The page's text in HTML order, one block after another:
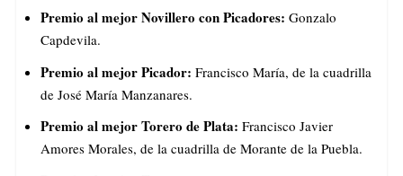
Premio al mejor Novillero con Picadores: Gonzalo
Capdevila.
Premio al mejor Picador: Francisco María, de la cuadrilla
de José María Manzanares.
Premio al mejor Torero de Plata: Francisco Javier
Amores Morales, de la cuadrilla de Morante de la Puebla.